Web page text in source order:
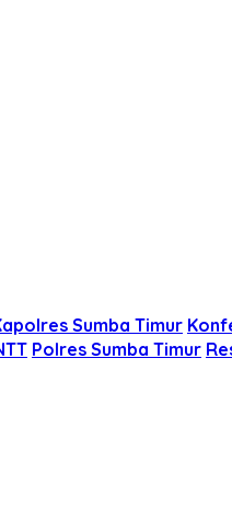
Sumba Timur
Polres Sumba Timur